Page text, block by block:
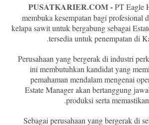
PUSATKARIER.COM-PT Eagle
membuka kesempatan bagi profesional
kelapa sawit untuk bergabung sebagai
tersedia untuk penempatan di
Perusahaan yang bergerak di industri
ini membutuhkan kandidat yang
pemahaman mendalam mengenai
Estate Manager akan bertanggung
produksi serta
Sebagai perusahaan yang bergerak di